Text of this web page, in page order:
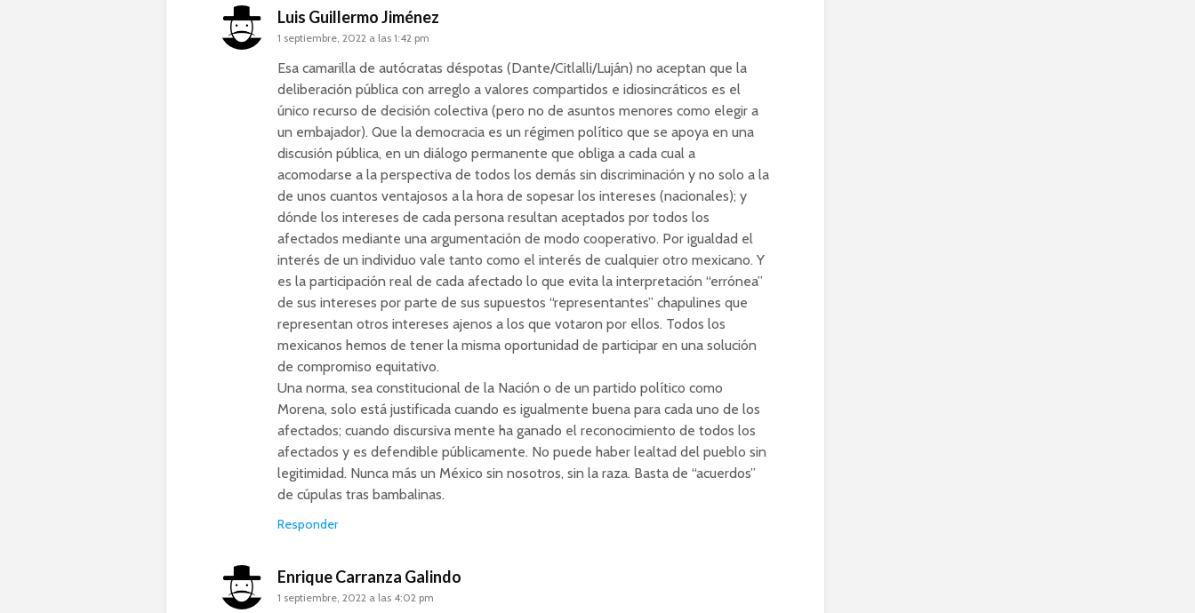
Luis Guillermo Jiménez
1 septiembre, 2022 a las 1:42 pm
Esa camarilla de autócratas déspotas (Dante/Citlalli/Luján) no aceptan que la
deliberación pública con arreglo a valores compartidos e idiosincráticos es el
único recurso de decisión colectiva (pero no de asuntos menores como elegir a
un embajador). Que la democracia es un régimen político que se apoya en una
discusión pública, en un diálogo permanente que obliga a cada cual a
acomodarse a la perspectiva de todos los demás sin discriminación y no solo a la
de unos cuantos ventajosos a la hora de sopesar los intereses (nacionales); y
dónde los intereses de cada persona resultan aceptados por todos los
afectados mediante una argumentación de modo cooperativo. Por igualdad el
interés de un individuo vale tanto como el interés de cualquier otro mexicano. Y
es la participación real de cada afectado lo que evita la interpretación “errónea”
de sus intereses por parte de sus supuestos “representantes” chapulines que
representan otros intereses ajenos a los que votaron por ellos. Todos los
mexicanos hemos de tener la misma oportunidad de participar en una solución
de compromiso equitativo.
Una norma, sea constitucional de la Nación o de un partido político como
Morena, solo está justificada cuando es igualmente buena para cada uno de los
afectados; cuando discursiva mente ha ganado el reconocimiento de todos los
afectados y es defendible públicamente. No puede haber lealtad del pueblo sin
legitimidad. Nunca más un México sin nosotros, sin la raza. Basta de “acuerdos”
de cúpulas tras bambalinas.
Responder
Enrique Carranza Galindo
1 septiembre, 2022 a las 4:02 pm